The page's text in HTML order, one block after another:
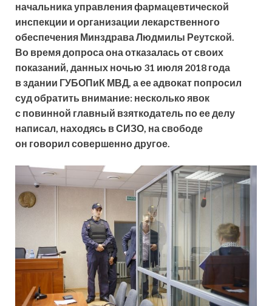
начальника управления фармацевтической
инспекции и организации лекарственного
обеспечения Минздрава Людмилы Реутской.
Во время допроса она отказалась от своих
показаний, данных ночью 31 июля 2018 года
в здании ГУБОПиК МВД, а ее адвокат попросил
суд обратить внимание: несколько явок
с повинной главный взяткодатель по ее делу
написал, находясь в СИЗО, на свободе
он говорил совершенно другое.